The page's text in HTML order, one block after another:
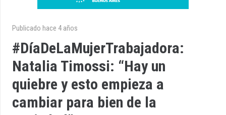
Publicado hace 4 años
#DíaDeLaMujerTrabajadora:
Natalia Timossi: “Hay un
quiebre y esto empieza a
cambiar para bien de la